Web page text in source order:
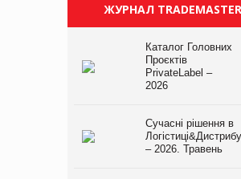
ЖУРНАЛ TRADEMASTER
Каталог Головних
Проєктів
PrivateLabel –
2026
Сучасні рішення в
– 2026. Травень